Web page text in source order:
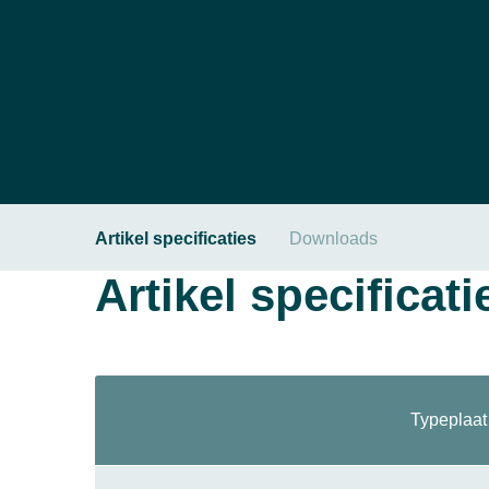
Artikel specificaties Downloads
Artikel
Typeplaat